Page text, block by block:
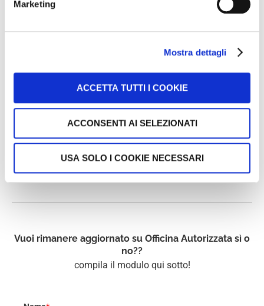
Marketing
Mostra dettagli
ACCETTA TUTTI I COOKIE
ACCONSENTI AI SELEZIONATI
USA SOLO I COOKIE NECESSARI
Vuoi rimanere aggiornato su Officina Autorizzata sì o
no??
compila il modulo qui sotto!